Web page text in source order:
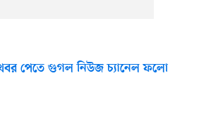
পেতে গুগল নিউজ চ্যানেল ফলো